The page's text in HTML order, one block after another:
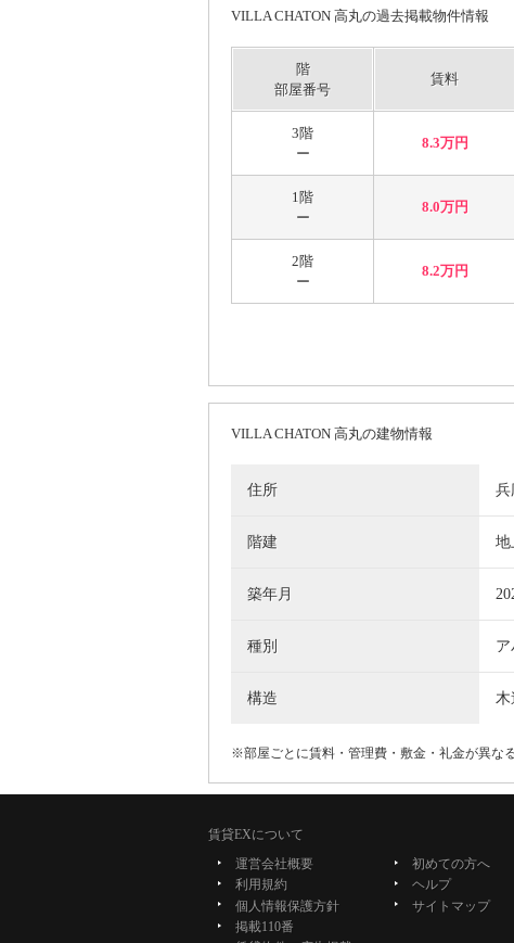
VILLA CHATON 高丸の過去掲載物件情報
階
部屋番号
賃料
3階
ー
8.3万円
1階
ー
8.0万円
2階
ー
8.2万円
VILLA CHATON 高丸の建物情報
住所 兵
階建 地
築年月
種別 ア
構造 木
※部屋ごとに賃料・管理費・敷金・礼金が異な
賃貸EXについて
運営会社概要
利用規約
個人情報保護方針
掲載110番
初めての方へ
ヘルプ
サイトマップ